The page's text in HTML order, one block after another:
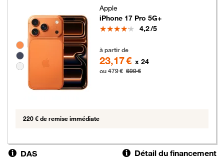
Groupe de couleurs disponibles non sélectionnables
Apple
iPhone 17 Pro 5G+
Note
4,2/5
à partir de
23,17 € x 24
ou 479 € 699 €
220 € de remise immédiate
DAS Détail du financement